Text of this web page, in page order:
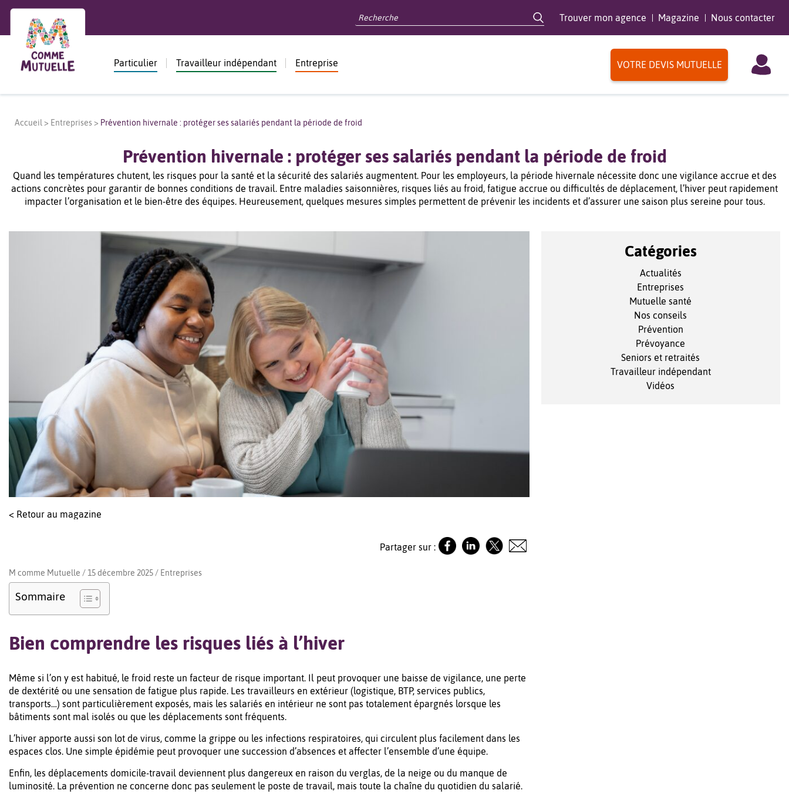
Trouver mon agence Magazine Nous contacter
Particulier Travailleur indépendant Entreprise VOTRE DEVIS MUTUELLE
Accueil > Entreprises> Prévention hivernale : protéger ses salariés pendant la période de froid
Prévention hivernale : protéger ses salariés pendant la période de froid
Quand les températures chutent, les risques pour la santé et la sécurité des salariés augmentent. Pour les employeurs, la période hivernale nécessite donc une vigilance accrue et des
actions concrètes pour garantir de bonnes conditions de travail. Entre maladies saisonnières, risques liés au froid, fatigue accrue ou difficultés de déplacement, l’hiver peut rapidement
impacter l’organisation et le bien-être des équipes. Heureusement, quelques mesures simples permettent de prévenir les incidents et d’assurer une saison plus sereine pour tous.
< Retour au magazine
Partager sur :
M comme Mutuelle / 15 décembre 2025 / Entreprises
Sommaire
Bien comprendre les risques liés à l’hiver
Même si l’on y est habitué, le froid reste un facteur de risque important. Il peut provoquer une baisse de vigilance, une perte
de dextérité ou une sensation de fatigue plus rapide. Les travailleurs en extérieur (logistique, BTP, services publics,
transports…) sont particulièrement exposés, mais les salariés en intérieur ne sont pas totalement épargnés lorsque les
bâtiments sont mal isolés ou que les déplacements sont fréquents.
L’hiver apporte aussi son lot de virus, comme la grippe ou les infections respiratoires, qui circulent plus facilement dans les
espaces clos. Une simple épidémie peut provoquer une succession d’absences et affecter l’ensemble d’une équipe.
Enfin, les déplacements domicile-travail deviennent plus dangereux en raison du verglas, de la neige ou du manque de
luminosité. La prévention ne concerne donc pas seulement le poste de travail, mais toute la chaîne du quotidien du salarié.
Catégories
Actualités
Entreprises
Mutuelle santé
Nos conseils
Prévention
Prévoyance
Seniors et retraités
Travailleur indépendant
Vidéos